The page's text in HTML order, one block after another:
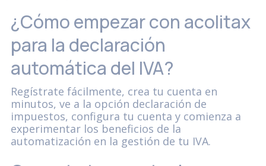
¿Cómo empezar con acolitax
para la declaración
automática del IVA?
Regístrate fácilmente, crea tu cuenta en
minutos, ve a la opción declaración de
impuestos, configura tu cuenta y comienza a
experimentar los beneficios de la
automatización en la gestión de tu IVA.